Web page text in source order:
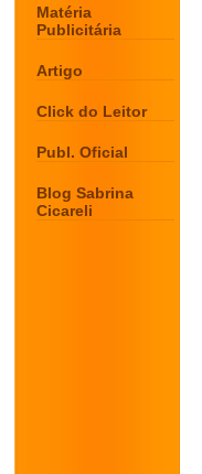
Matéria
Publicitária
Artigo
Click do Leitor
Publ. Oficial
Blog Sabrina
Cicareli